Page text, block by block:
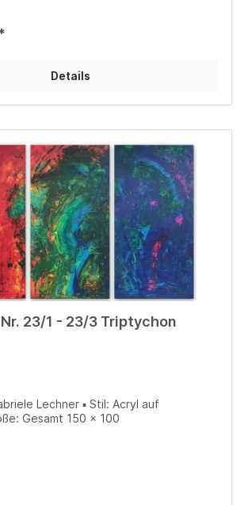
Details
23/1 - 23/3 Triptychon
Lechner ▪ Stil: Acryl auf
Gesamt 150 x 100